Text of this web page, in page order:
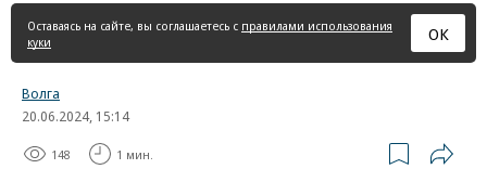
страница
Оставаясь на сайте, вы соглашаетесь с правилами использования
куки
ОК
Волга
20.06.2024, 15:14
148 1 мин.